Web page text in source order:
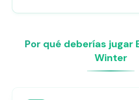
Por qué deberías jugar
Winter